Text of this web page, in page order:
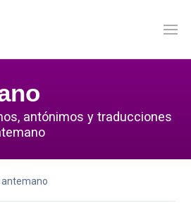
antónimos y traducciones
antemano